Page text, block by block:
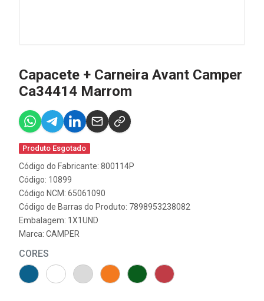
Capacete + Carneira Avant Camper
Ca34414 Marrom
Produto Esgotado
Código do Fabricante: 800114P
Código: 10899
Código NCM: 65061090
Código de Barras do Produto: 7898953238082
Embalagem: 1X1UND
Marca: CAMPER
CORES